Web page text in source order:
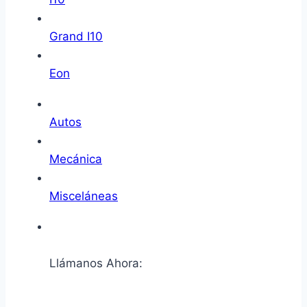
Grand I10
Eon
Autos
Mecánica
Misceláneas
Llámanos Ahora: